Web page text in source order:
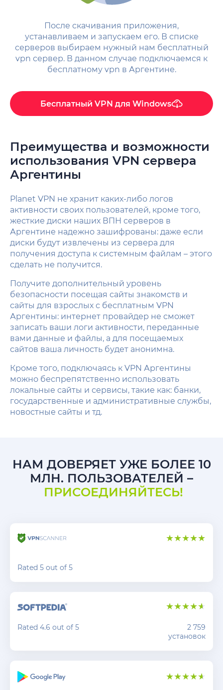
После скачивания приложения,
устанавливаем и запускаем его. В списке
серверов выбираем нужный нам бесплатный
vpn сервер. В данном случае подключаемся к
бесплатному vpn в Аргентине.
Бесплатный VPN для Windows
Преимущества и возможности
использования VPN сервера
Аргентины
Planet VPN не хранит каких-либо логов
активности своих пользователей, кроме того,
жесткие диски наших ВПН серверов в
Аргентине надежно зашифрованы: даже если
диски будут извлечены из сервера для
получения доступа к системным файлам – этого
сделать не получится.
Получите дополнительный уровень
безопасности посещая сайты знакомств и
сайты для взрослых с бесплатным VPN
Аргентины: интернет провайдер не сможет
записать ваши логи активности, переданные
вами данные и файлы, а для посещаемых
сайтов ваша личность будет анонимна.
Кроме того, подключаясь к VPN Аргентины
можно беспрепятственно использовать
локальные сайты и сервисы, такие как: банки,
государственные и административные службы,
новостные сайты и тд.
НАМ ДОВЕРЯЕТ УЖЕ БОЛЕЕ 10
МЛН. ПОЛЬЗОВАТЕЛЕЙ –
ПРИСОЕДИНЯЙТЕСЬ!
Rated 5 out of 5
Rated 4.6 out of 5
2 759
установок